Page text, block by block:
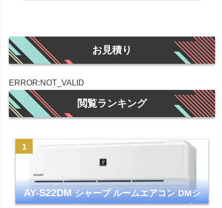
お見積り
ERROR:NOT_VALID
閲覧ランキング
AY-S22DMシャープ ルームエアコン DMシ